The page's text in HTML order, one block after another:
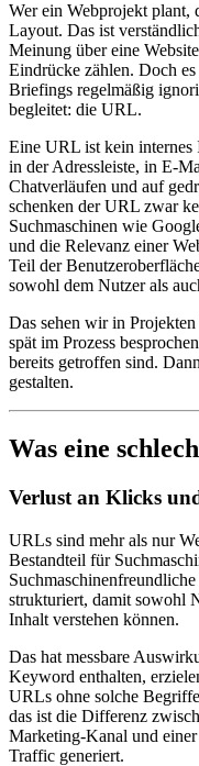
Wer ein Webprojekt plant,
Layout. Das ist
Meinung über eine
Eindrücke zählen. Doch
Briefings regelmäßig
begleitet: die URL.
Eine URL ist kein internes
in der Adressleiste, in E-
Chatverläufen und auf
schenken der URL zwar
Suchmaschinen wie
und die Relevanz einer
Teil der
sowohl dem Nutzer als
Das sehen wir in
spät im Prozess
bereits getroffen sind.
gestalten.
Was eine
Verlust an Klicks
URLs sind mehr als nur
Bestandteil für
strukturiert, damit sowohl
Inhalt verstehen können.
Das hat messbare
Keyword enthalten,
URLs ohne solche
das ist die Differenz
Marketing-Kanal und
Traffic generiert.